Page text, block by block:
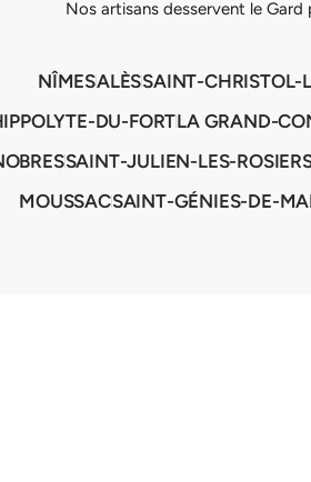
Nos artisans desservent le
NÎMESALÈSSAINT-CHRISTOL-
DU-FORTLA GRAND-
SAINT-JULIEN-LES-
MOUSSACSAINT-GÉNIES-DE-